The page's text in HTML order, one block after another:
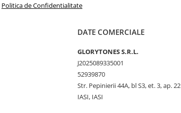
Politica de Confidentialitate
DATE COMERCIALE
GLORYTONES S.R.L.
J2025089335001
52939870
Str. Pepinierii 44A, bl S3, et. 3, ap. 22
IASI, IASI